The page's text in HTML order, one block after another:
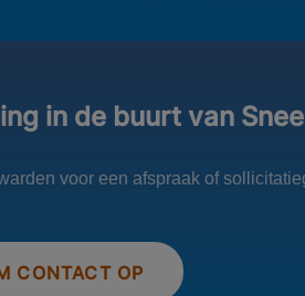
in de buurt van
voor een afspraak of
CONTACT OP